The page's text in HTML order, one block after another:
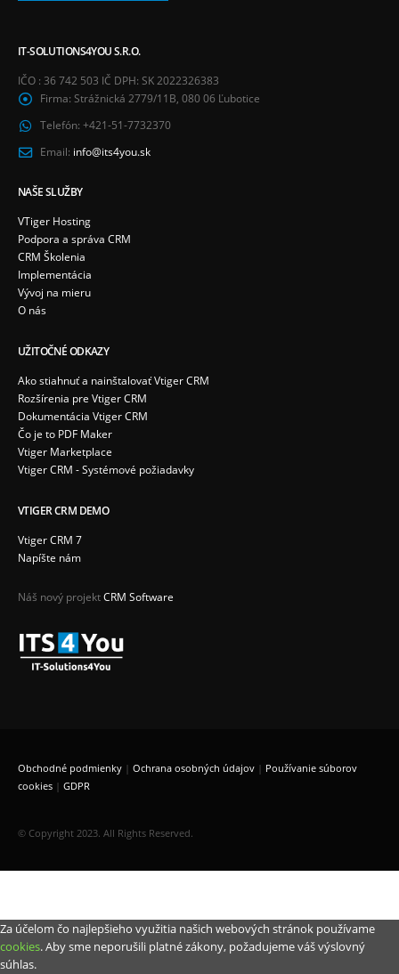
IT-SOLUTIONS4YOU S.R.O.
IČO : 36 742 503 IČ DPH: SK 2022326383
Firma: Strážnická 2779/11B, 080 06 Ľubotice
Telefón: +421-51-7732370
Email: info@its4you.sk
NAŠE SLUŽBY
VTiger Hosting
Podpora a správa CRM
CRM Školenia
Implementácia
Vývoj na mieru
O nás
UŽITOČNÉ ODKAZY
Ako stiahnuť a nainštalovať Vtiger CRM
Rozšírenia pre Vtiger CRM
Dokumentácia Vtiger CRM
Čo je to PDF Maker
Vtiger Marketplace
Vtiger CRM - Systémové požiadavky
VTIGER CRM DEMO
Vtiger CRM 7
Napíšte nám
Náš nový projektCRM Software
Obchodné podmienky | Ochrana osobných údajov | Používanie súborov
cookies | GDPR
© Copyright 2023. All Rights Reserved.
Za účelom čo najlepšieho využitia našich webových stránok používame
cookies. Aby sme neporušili platné zákony, požadujeme váš výslovný
súhlas.